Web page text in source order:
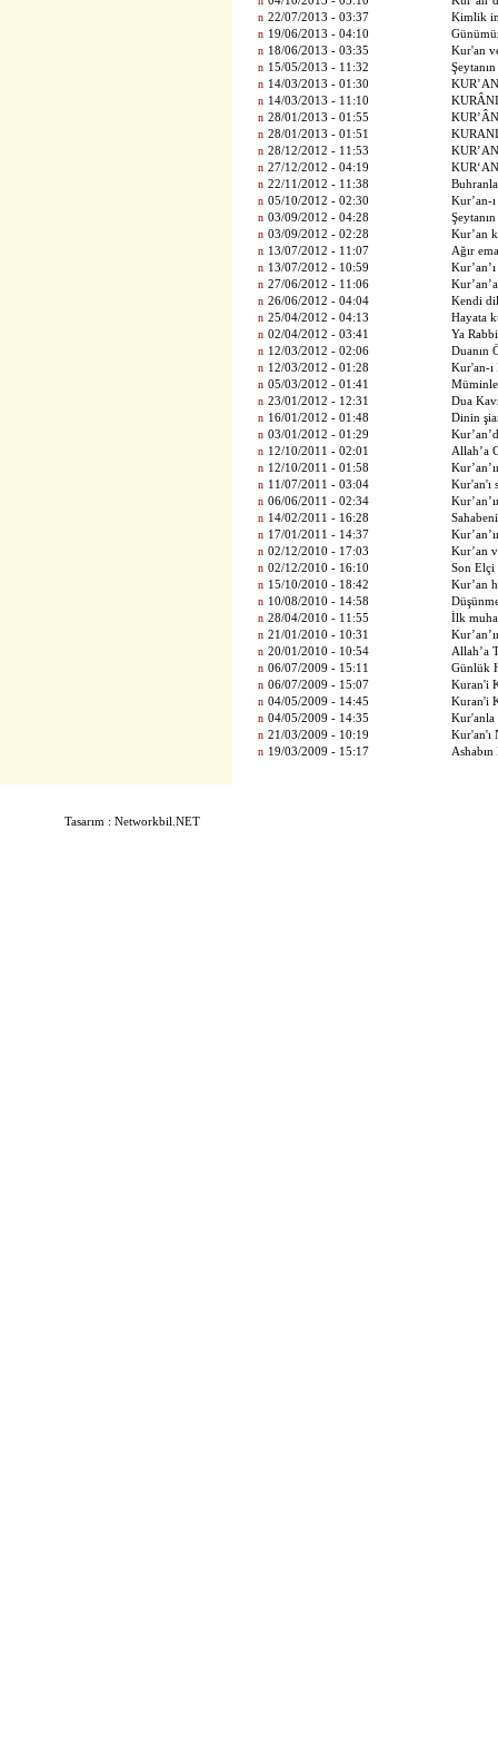
n 22/07/2013 - 03:37
Kimlik
n 19/06/2013 - 04:10
n 18/06/2013 - 03:35
Kur'an
n 15/05/2013 - 11:32
n 14/03/2013 - 01:30
n 14/03/2013 - 11:10
n 28/01/2013 - 01:55
n 28/01/2013 - 01:51
n 28/12/2012 - 11:53
n 27/12/2012 - 04:19
n 22/11/2012 - 11:38
n 05/10/2012 - 02:30
Kur’an-
n 03/09/2012 - 04:28
n 03/09/2012 - 02:28
Kur’an
n 13/07/2012 - 11:07
Ağır
n 13/07/2012 - 10:59
n 27/06/2012 - 11:06
n 26/06/2012 - 04:04
Kendi
n 25/04/2012 - 04:13
Hayata
n 02/04/2012 - 03:41
Ya
n 12/03/2012 - 02:06
Duanın
n 12/03/2012 - 01:28
Kur'an-ı
n 05/03/2012 - 01:41
n 23/01/2012 - 12:31
Dua
n 16/01/2012 - 01:48
Dinin
n 03/01/2012 - 01:29
n 12/10/2011 - 02:01
Allah’a
n 12/10/2011 - 01:58
n 11/07/2011 - 03:04
Kur'an'ı
n 06/06/2011 - 02:34
n 14/02/2011 - 16:28
n 17/01/2011 - 14:37
n 02/12/2010 - 17:03
Kur’an
n 02/12/2010 - 16:10
Son Elçi
n 15/10/2010 - 18:42
Kur’an
n 10/08/2010 - 14:58
n 28/04/2010 - 11:55
İlk
n 21/01/2010 - 10:31
n 20/01/2010 - 10:54
Allah’a
n 06/07/2009 - 15:11
Günlük
n 06/07/2009 - 15:07
Kuran'i
n 04/05/2009 - 14:45
Kuran'i
n 04/05/2009 - 14:35
Kur'anla
n 21/03/2009 - 10:19
Kur'an'ı
n 19/03/2009 - 15:17
Tasarım : Networkbil.NET